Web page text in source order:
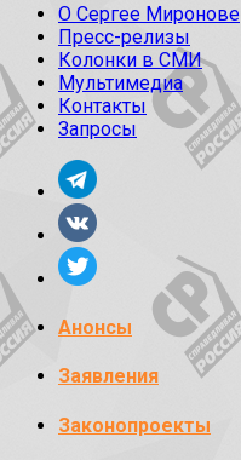
О Сергее Миронове
Пресс-релизы
Колонки в СМИ
Мультимедиа
Контакты
Запросы
Анонсы
Заявления
Законопроекты